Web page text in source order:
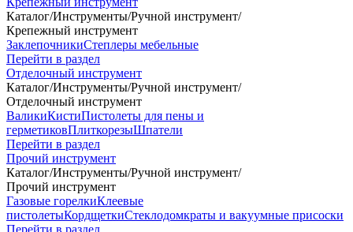
Каталог/Инструменты/Ручной инструмент/
Крепежный инструмент
ЗаклепочникиСтеплеры мебельные
Перейти в раздел
Отделочный инструмент
Каталог/Инструменты/Ручной инструмент/
Отделочный инструмент
ВаликиКистиПистолеты для пены и
герметиковПлиткорезыШпатели
Перейти в раздел
Прочий инструмент
Каталог/Инструменты/Ручной инструмент/
Прочий инструмент
Газовые горелкиКлеевые
пистолетыКордщеткиСтеклодомкраты и вакуумные присоски
Перейти в раздел